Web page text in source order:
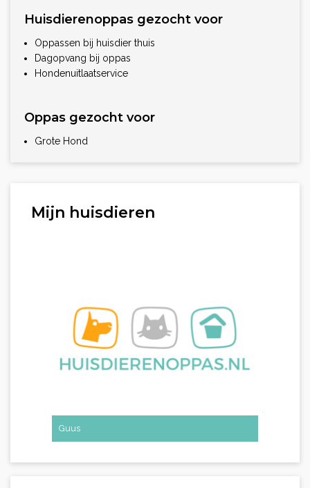
Huisdierenoppas gezocht voor
Oppassen bij huisdier thuis
Dagopvang bij oppas
Hondenuitlaatservice
Oppas gezocht voor
Grote Hond
Mijn huisdieren
Guus